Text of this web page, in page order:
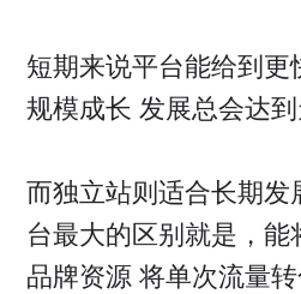
短期来说平台能给到更
规模成长 发展总会达到
而独立站则适合长期发
台最大的区别就是，能
品牌资源 将单次流量